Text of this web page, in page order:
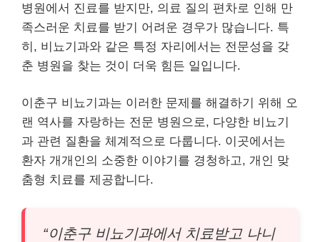
병원에서 진료를 받지만, 의료 질의 편차로 인해 만
족스러운 치료를 받기 어려운 경우가 많습니다. 특
히, 비뇨기과와 같은 특정 자리에서는 전문성을 갖
춘 병원을 찾는 것이 더욱 힘든 일입니다.
이춘구 비뇨기과는 이러한 문제를 해결하기 위해 오
랜 역사를 자랑하는 전문 병원으로, 다양한 비뇨기
과 관련 질환을 체계적으로 다룹니다. 이곳에서는
환자 개개인의 소중한 이야기를 경청하고, 개인 맞
춤형 치료를 제공합니다.
“이춘구 비뇨기과에서 치료받고 나니